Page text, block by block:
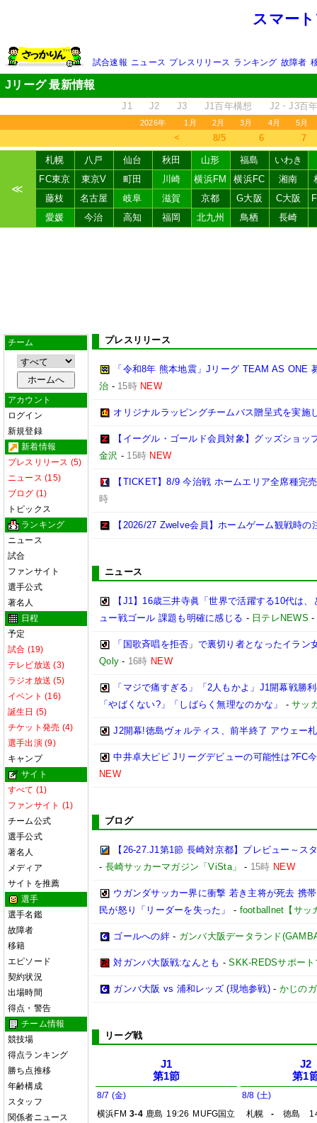
スマー
試合速報 ニュース プレスリリース ランキング 故障者
Jリーグ 最新情報
J1 J2 J3 J1百年構想 J2・J3百
2026年 1月 2月 3月 4月 5月
＜ 8/5 6 7
≪
札幌 八戸 仙台 秋田 山形 福島
いわき
FC東京
東京V 町田 川崎 横浜FM 横浜FC 湘南
藤枝
名古屋 岐阜 滋賀 京都 G大阪 C大阪
愛媛
今治 高知 福岡 北九州 鳥栖 長崎
チーム
アカウント
ログイン
新規登録
新着情報
プレスリリース (5)
ニュース (15)
ブログ (1)
トピックス
ランキング
ニュース
試合
ファンサイト
選手公式
著名人
日程
予定
試合 (19)
テレビ放送 (3)
ラジオ放送 (5)
イベント (16)
誕生日 (5)
チケット発売 (4)
選手出演 (9)
キャンプ
サイト
すべて (1)
ファンサイト (1)
チーム公式
選手公式
著名人
メディア
サイトを推薦
選手
選手名鑑
故障者
移籍
エピソード
契約状況
出場時間
得点・警告
チーム情報
競技場
得点ランキング
勝ち点推移
年齢構成
スタッフ
関係者ニュース
プレスリリース
「令和8年 熊本地震」Jリーグ TEAM AS ONE
治 - 15時 NEW
オリジナルラッピングチームバス贈呈式を実施
【イーグル・ゴールド会員対象】グッズショ
金沢 - 15時 NEW
【TICKET】8/9 今治戦 ホームエリア全席種完
時
【2026/27 Zwelve会員】ホームゲーム観戦時の
ニュース
【J1】16歳三井寺眞「世界で活躍する10代は
ュー戦ゴール 課題も明確に感じる - 日テレNEWS -
「国歌斉唱を拒否」で裏切り者となったイラ
Qoly - 16時 NEW
「マジで痛すぎる」「2人もかよ」J1開幕戦勝
「やばくない?」「しばらく無理なのかな」
-サッ
J2開幕!徳島ヴォルティス、前半終了 アウェー
中井卓大ピピ Jリーグデビューの可能性は?FC
NEW
ブログ
【26-27.J1第1節 長崎対京都】プレビュー～
- 長崎サッカーマガジン「ViSta」 - 15時 NEW
ウガンダサッカー界に衝撃 若き主将が死去 携
民が怒り「リーダーを失った」
- footballnet【サッ
ゴールへの絆- ガンバ大阪データランド
対ガンバ大阪戦:なんとも -SKK-REDSサポー
ガンバ大阪 vs 浦和レッズ (現地参戦)- かじの
リーグ戦
J1
第1節
8/7 (金)
横浜FM 3-4 鹿島 19:26 MUFG国立
J2
第1
8/8 (土)
札幌
- 徳島